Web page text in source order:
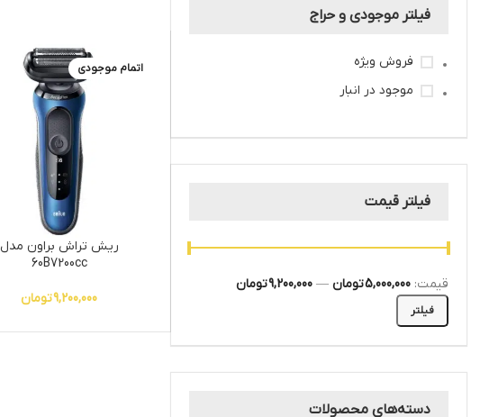
فیلتر موجودی و حراج
فروش ویژه
موجود در انبار
فیلتر قیمت
فیلتر
قیمت: 5,000,000 تومان — 9,200,000 تومان
دسته‌های محصولات
اتمام موجودی
ریش تراش براون مدل
60B7200cc
9,200,000تومان